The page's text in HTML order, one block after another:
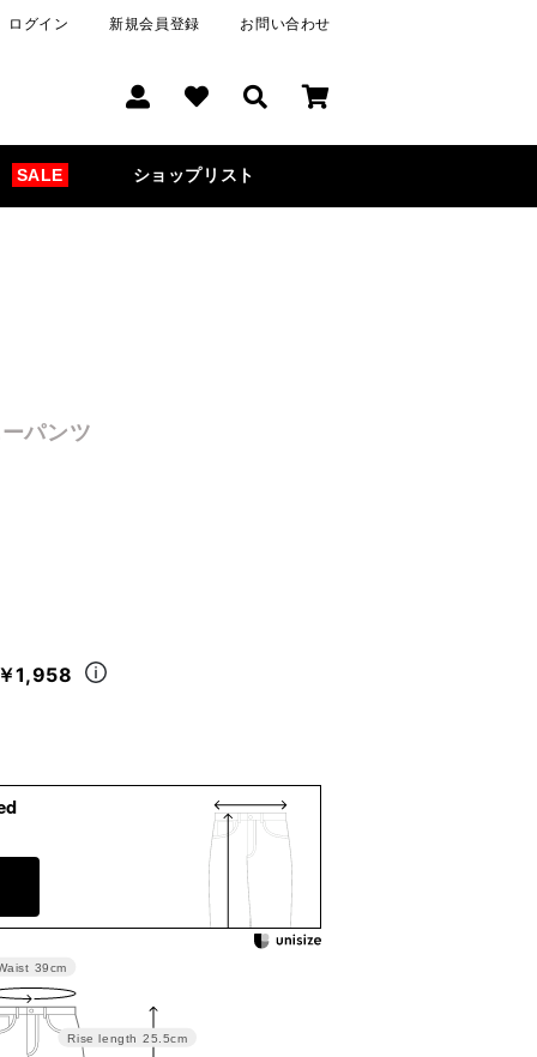
ログイン 新規会員登録 お問い合わせ
SALE ショップリスト
パンツ
￥1,958
Rise length 25.5cm
39cm